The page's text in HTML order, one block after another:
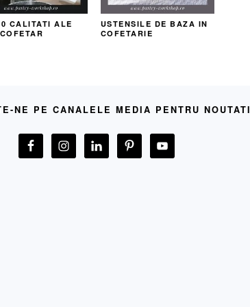
CALITATI ALE
USTENSILE DE BAZA IN
COFETARIE
NE PE CANALELE MEDIA PENTRU